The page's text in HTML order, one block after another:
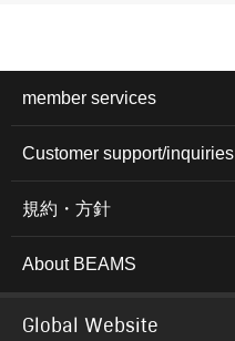
member services
Customer support/inquiries
規約・方針
About BEAMS
Global Website